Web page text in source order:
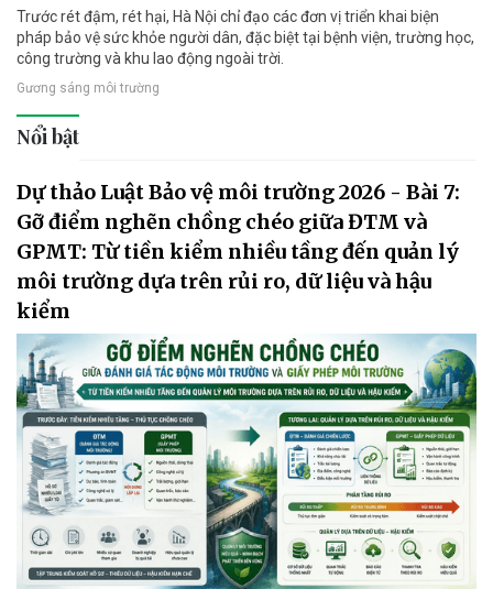
Trước rét đậm, rét hại, Hà Nội chỉ đạo các đơn vị triển khai biện
pháp bảo vệ sức khỏe người dân, đặc biệt tại bệnh viện, trường học,
công trường và khu lao động ngoài trời.
Gương sáng môi trường
Nổi bật
Dự thảo Luật Bảo vệ môi trường 2026 - Bài 7:
Gỡ điểm nghẽn chồng chéo giữa ĐTM và
GPMT: Từ tiền kiểm nhiều tầng đến quản lý
môi trường dựa trên rủi ro, dữ liệu và hậu
kiểm